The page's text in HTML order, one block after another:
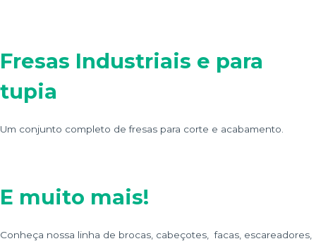
Fresas Industriais e para
tupia
Um conjunto completo de fresas para corte e acabamento.
E muito mais!
Conheça nossa linha de brocas, cabeçotes, facas, escareadores,